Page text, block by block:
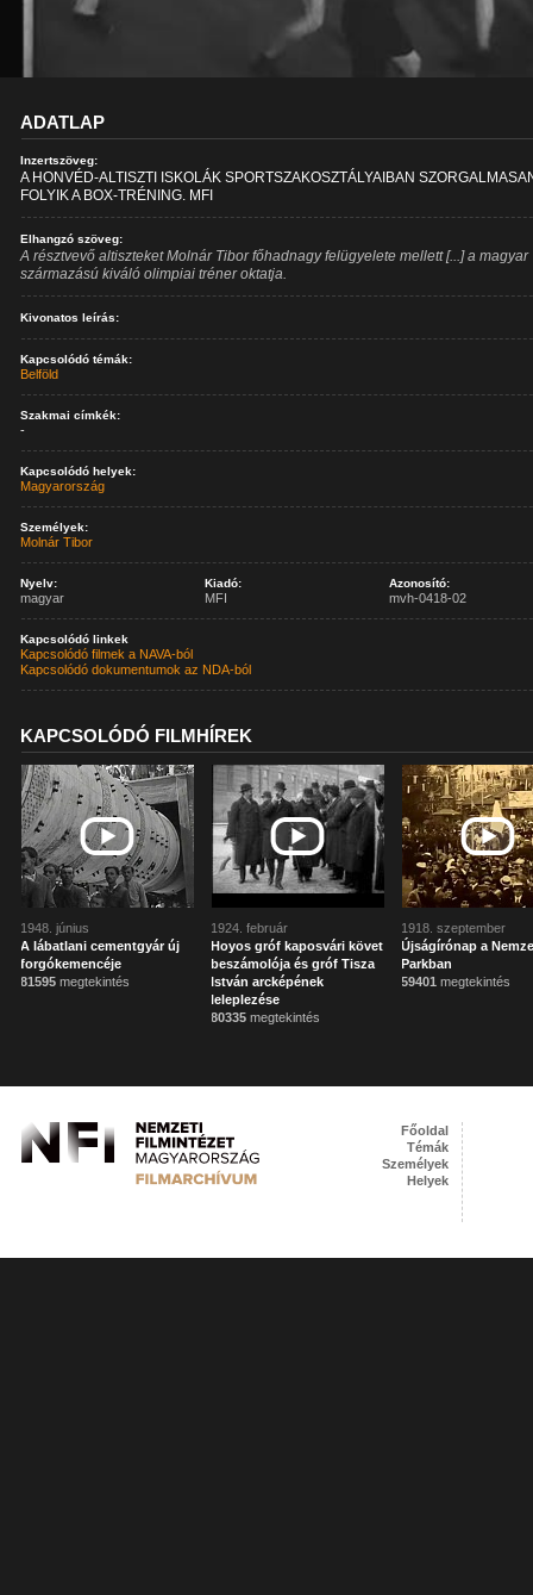
ADATLAP
Inzertszöveg:
A HONVÉD-ALTISZTI ISKOLÁK SPORTSZAKOSZTÁLYAIBAN
FOLYIK A BOX-TRÉNING. MFI
Elhangzó szöveg:
A résztvevő altiszteket Molnár Tibor főhadnagy felügyelete mellett [...] a magyar
származású kiváló olimpiai tréner oktatja.
Kivonatos leírás:
Kapcsolódó témák:
Belföld
Szakmai címkék:
-
Kapcsolódó helyek:
Magyarország
Személyek:
Molnár Tibor
Nyelv:
magyar
Kiadó:
MFI
Azonosító:
mvh-0418-02
Kapcsolódó linkek
Kapcsolódó filmek a NAVA-ból
Kapcsolódó dokumentumok az NDA-ból
KAPCSOLÓDÓ FILMHÍREK
1948. június
A lábatlani cementgyár új
forgókemencéje
81595 megtekintés
1924. február
Hoyos gróf kaposvári követ
beszámolója és gróf Tisza
István arcképének
leleplezése
80335 megtekintés
1918. szeptember
Újságírónap a
Parkban
59401 megtekintés
Főoldal
Témák
Személyek
Helyek